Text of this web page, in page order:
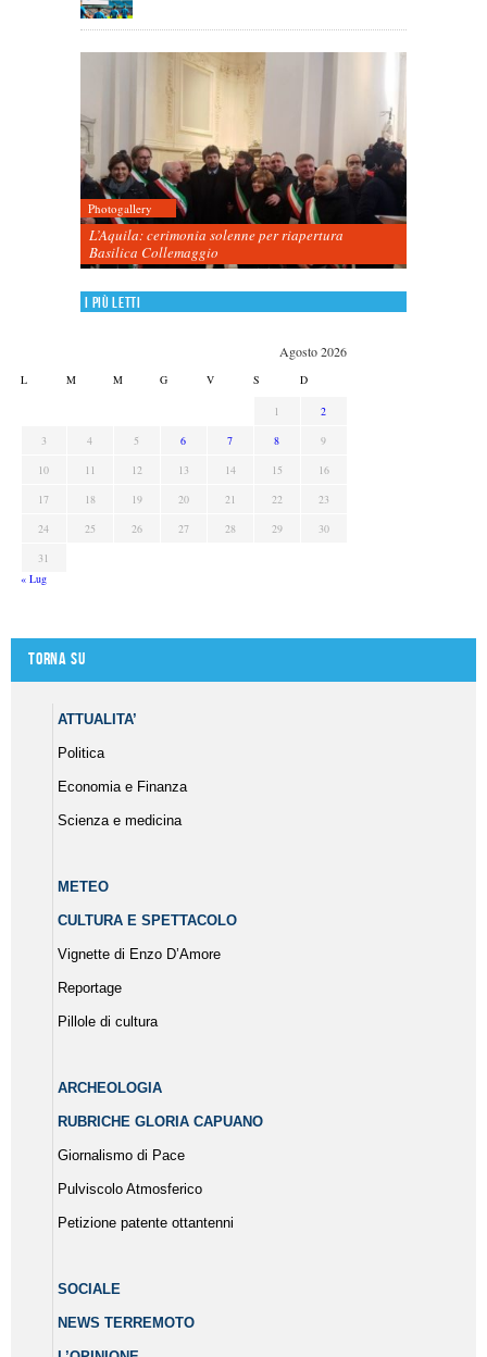
Photogallery
L’Aquila: cerimonia solenne per riapertura
Basilica Collemaggio
I più letti
Agosto 2026
L M M G V S D
1
2
3
4 5 6 7 8
9
10
11 12 13 14 15
16
17
18 19 20 21 22
23
24
25 26 27 28 29
30
31
« Lug
Torna su
ATTUALITA’
Politica
Economia e Finanza
Scienza e medicina
METEO
CULTURA E SPETTACOLO
Vignette di Enzo D’Amore
Reportage
Pillole di cultura
ARCHEOLOGIA
RUBRICHE GLORIA CAPUANO
Giornalismo di Pace
Pulviscolo Atmosferico
Petizione patente ottantenni
SOCIALE
NEWS TERREMOTO